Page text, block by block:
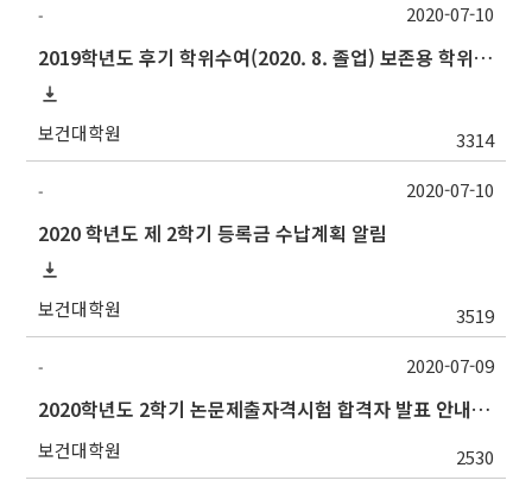
-
2019학년도 후기 학위수여(2020. 8. 졸업) 보존용 학위논문 제출 관련 안내
보건대학원 3314
2020-07-10
-
2020 학년도 제 2학기 등록금 수납계획 알림
보건대학원 3519
2020-07-10
-
2020학년도 2학기 논문제출자격시험 합격자 발표 안내(7/10 오전)
보건대학원 2530
2020-07-09